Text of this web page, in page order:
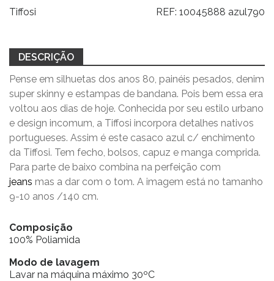
Tiffosi REF: 10045888 azul790
DESCRIÇÃO
Pense em silhuetas dos anos 80, painéis pesados, denim
super skinny e estampas de bandana. Pois bem essa era
voltou aos dias de hoje. Conhecida por seu estilo urbano
e design incomum, a Tiffosi incorpora detalhes nativos
portugueses. Assim é este casaco azul c/ enchimento
da Tiffosi. Tem fecho, bolsos, capuz e manga comprida.
Para parte de baixo combina na perfeição com
jeans mas a dar com o tom. A imagem está no tamanho
9-10 anos /140 cm.
Composição
100% Poliamida
Modo de lavagem
Lavar na máquina máximo 30ºC